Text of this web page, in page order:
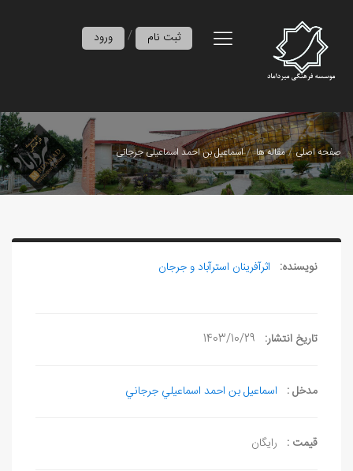
ورود / ثبت نام
صفحه اصلی مقاله ها اسماعيل بن احمد اسماعيلی جرجانی
نویسنده: اثرآفرينان استرآباد و جرجان
تاریخ انتشار: 1403/10/29
مدخل : اسماعيل بن احمد اسماعيلي جرجاني
قیمت : رایگان